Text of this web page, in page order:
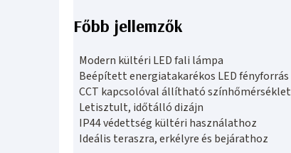
Főbb jellemzők
Modern kültéri LED fali lámpa
Beépített energiatakarékos LED fényforrás
CCT kapcsolóval állítható színhőmérséklet
Letisztult, időtálló dizájn
IP44 védettség kültéri használathoz
Ideális teraszra, erkélyre és bejárathoz